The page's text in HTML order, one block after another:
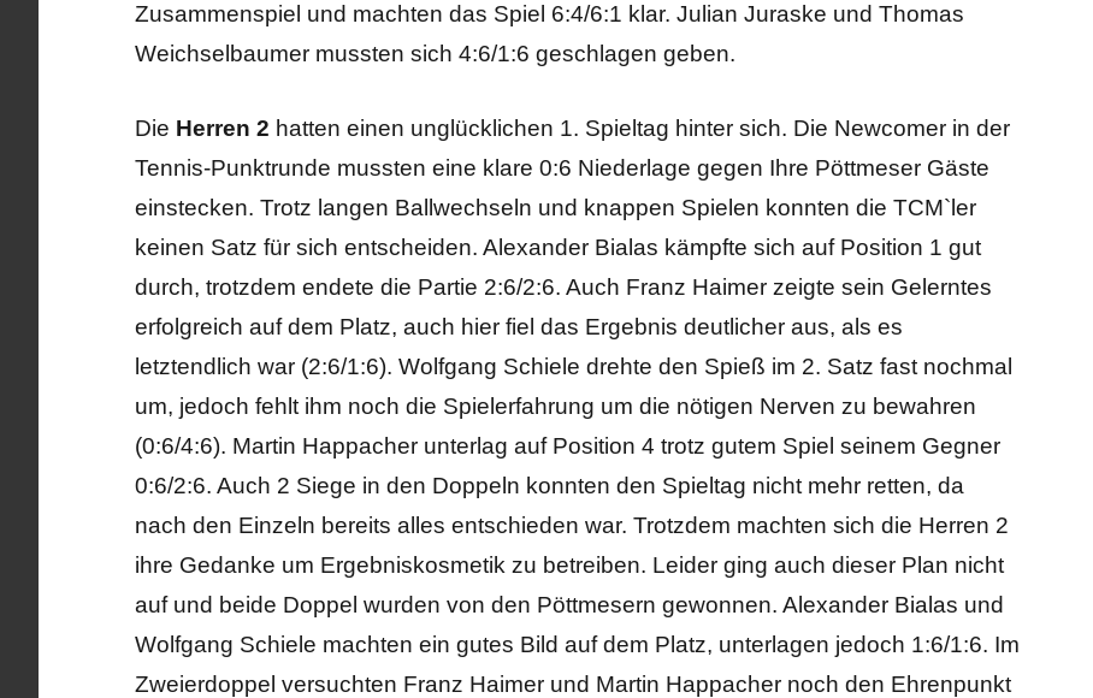
Zusammenspiel und machten das Spiel 6:4/6:1 klar. Julian Juraske und Thomas
Weichselbaumer mussten sich 4:6/1:6 geschlagen geben.
Die Herren 2 hatten einen unglücklichen 1. Spieltag hinter sich. Die Newcomer in der
Tennis-Punktrunde mussten eine klare 0:6 Niederlage gegen Ihre Pöttmeser Gäste
einstecken. Trotz langen Ballwechseln und knappen Spielen konnten die TCM`ler
keinen Satz für sich entscheiden. Alexander Bialas kämpfte sich auf Position 1 gut
durch, trotzdem endete die Partie 2:6/2:6. Auch Franz Haimer zeigte sein Gelerntes
erfolgreich auf dem Platz, auch hier fiel das Ergebnis deutlicher aus, als es
letztendlich war (2:6/1:6). Wolfgang Schiele drehte den Spieß im 2. Satz fast nochmal
um, jedoch fehlt ihm noch die Spielerfahrung um die nötigen Nerven zu bewahren
(0:6/4:6). Martin Happacher unterlag auf Position 4 trotz gutem Spiel seinem Gegner
0:6/2:6. Auch 2 Siege in den Doppeln konnten den Spieltag nicht mehr retten, da
nach den Einzeln bereits alles entschieden war. Trotzdem machten sich die Herren 2
ihre Gedanke um Ergebniskosmetik zu betreiben. Leider ging auch dieser Plan nicht
auf und beide Doppel wurden von den Pöttmesern gewonnen. Alexander Bialas und
Wolfgang Schiele machten ein gutes Bild auf dem Platz, unterlagen jedoch 1:6/1:6. Im
Zweierdoppel versuchten Franz Haimer und Martin Happacher noch den Ehrenpunkt